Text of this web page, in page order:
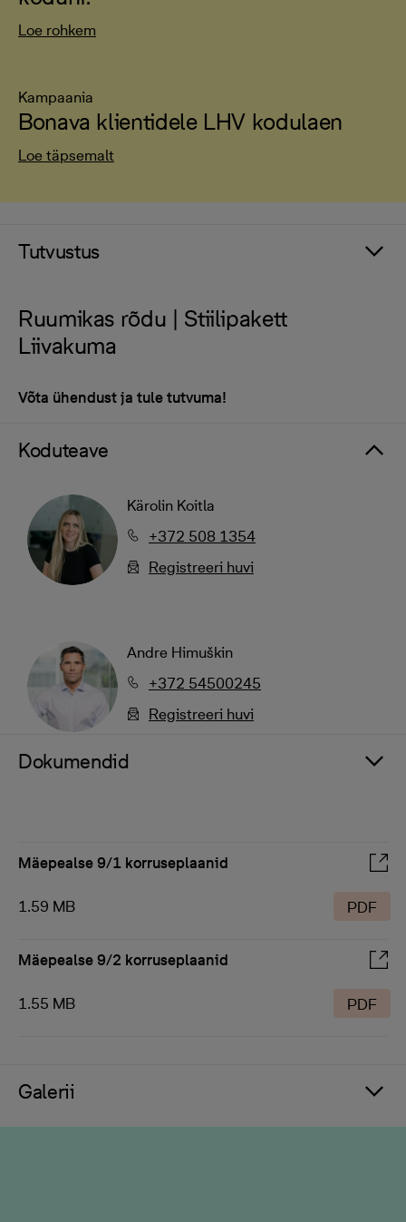
Loe rohkem
Kampaania
Bonava klientidele LHV kodulaen
Loe täpsemalt
Tutvustus
Ruumikas rõdu | Stiilipakett
Liivakuma
Võta ühendust ja tule tutvuma!
Koduteave
Kärolin Koitla
+372 508 1354
Registreeri huvi
Andre Himuškin
+372 54500245
Registreeri huvi
Dokumendid
Mäepealse 9/1 korruseplaanid
1.59 MB PDF
Mäepealse 9/2 korruseplaanid
1.55 MB PDF
Galerii